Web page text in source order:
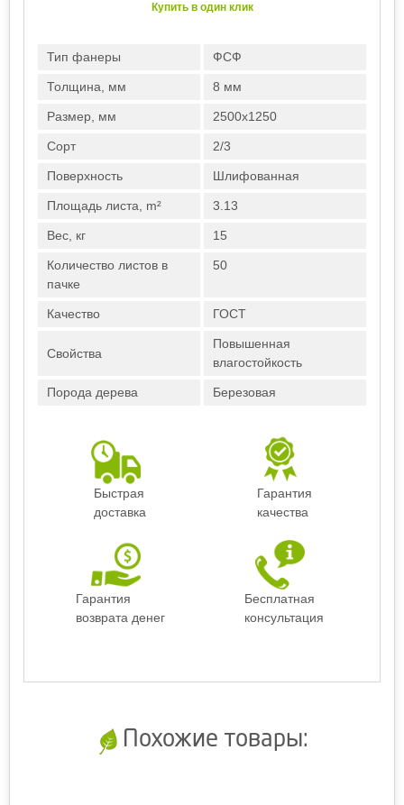
Купить в один клик
Тип фанеры ФСФ
Толщина, мм 8 мм
Размер, мм 2500х1250
Сорт 2/3
Поверхность Шлифованная
Площадь листа, m² 3.13
Вес, кг 15
Количество листов в
пачке
50
Качество ГОСТ
Свойства
Повышенная
влагостойкость
Порода дерева Березовая
Быстрая
доставка
Гарантия
качества
Гарантия
возврата денег
Бесплатная
консультация
Похожие товары: